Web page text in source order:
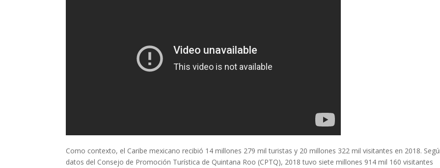
Como contexto, el Caribe mexicano recibió 14 millones 279 mil turistas y 20 millones 322 mil visitantes en 2018.
datos del Consejo de Promoción Turística de Quintana Roo (CPTQ), 2018 tuvo siete millones 914 mil 160 visitantes